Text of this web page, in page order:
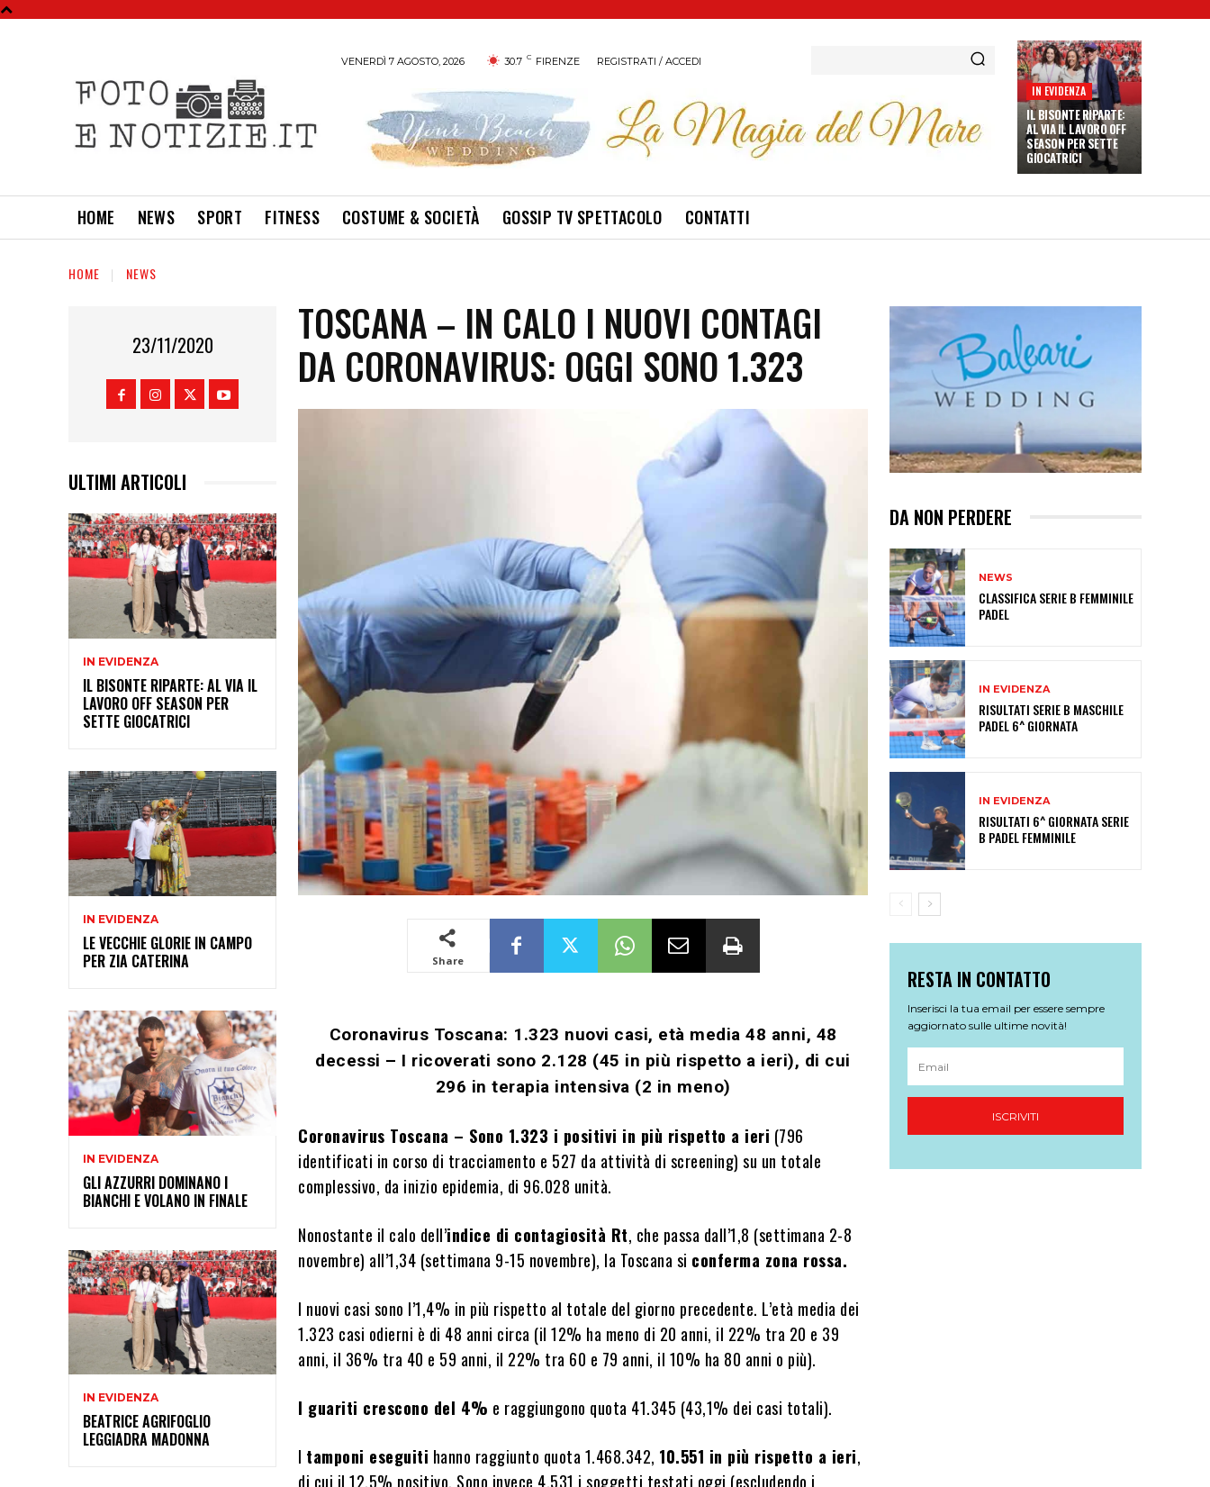
VENERDÌ 7 AGOSTO, 2026 30.7 C FIRENZE REGISTRATI / ACCEDI
IN EVIDENZA
IL BISONTE RIPARTE:
AL VIA IL LAVORO OFF
SEASON PER SETTE
GIOCATRICI
HOME NEWS SPORT FITNESS COSTUME & SOCIETÀ GOSSIP TV SPETTACOLO CONTATTI
HOME NEWS
23/11/2020
ULTIMI ARTICOLI
IN EVIDENZA
IL BISONTE RIPARTE: AL VIA IL
LAVORO OFF SEASON PER
SETTE GIOCATRICI
IN EVIDENZA
LE VECCHIE GLORIE IN CAMPO
PER ZIA CATERINA
IN EVIDENZA
GLI AZZURRI DOMINANO I
BIANCHI E VOLANO IN FINALE
IN EVIDENZA
BEATRICE AGRIFOGLIO
LEGGIADRA MADONNA
TOSCANA – IN CALO I NUOVI CONTAGI
DA CORONAVIRUS: OGGI SONO 1.323
Share
Coronavirus Toscana: 1.323 nuovi casi, età media 48 anni, 48
decessi – I ricoverati sono 2.128 (45 in più rispetto a ieri), di cui
296 in terapia intensiva (2 in meno)
Coronavirus Toscana – Sono 1.323 i positivi in più rispetto a ieri (796
identificati in corso di tracciamento e 527 da attività di screening) su un totale
complessivo, da inizio epidemia, di 96.028 unità.
Nonostante il calo dell’indice di contagiosità Rt, che passa dall’1,8 (settimana 2-8
novembre) all’1,34 (settimana 9-15 novembre), la Toscana si conferma zona rossa.
I nuovi casi sono l’1,4% in più rispetto al totale del giorno precedente. L’età media dei
1.323 casi odierni è di 48 anni circa (il 12% ha meno di 20 anni, il 22% tra 20 e 39
anni, il 36% tra 40 e 59 anni, il 22% tra 60 e 79 anni, il 10% ha 80 anni o più).
I guariti crescono del 4% e raggiungono quota 41.345 (43,1% dei casi totali).
I tamponi eseguiti hanno raggiunto quota 1.468.342, 10.551 in più rispetto a ieri,
di cui il 12,5% positivo. Sono invece 4.531 i soggetti testati oggi (escludendo i
DA NON PERDERE
NEWS
CLASSIFICA SERIE B FEMMINILE
PADEL
IN EVIDENZA
RISULTATI SERIE B MASCHILE
PADEL 6^ GIORNATA
IN EVIDENZA
RISULTATI 6^ GIORNATA SERIE
B PADEL FEMMINILE
RESTA IN CONTATTO
Inserisci la tua email per essere sempre
aggiornato sulle ultime novità!
ISCRIVITI